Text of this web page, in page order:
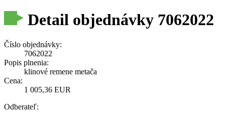
Detail objednávky 7062022
Číslo objednávky:
7062022
Popis plnenia:
klinové remene metača
Cena:
1 005,36 EUR
Odberateľ: